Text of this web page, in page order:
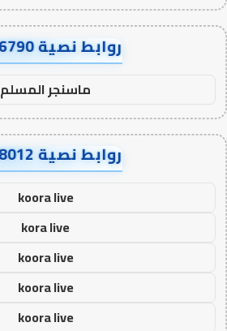
روابط نصية AA26790
ماسنجر المسلم
روابط نصية AA18012
koora live
kora live
koora live
koora live
koora live